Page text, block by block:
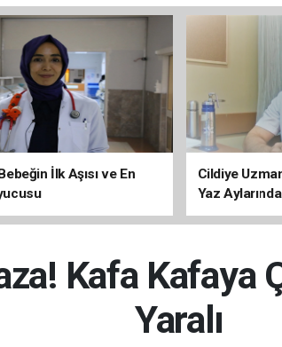
İlk Aşısı ve En
Cildiye
Yaz
Uyarısı
Kafa Kafaya
Yaralı